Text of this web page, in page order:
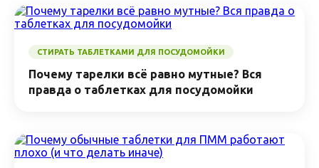
СТИРАТЬ ТАБЛЕТКАМИ ДЛЯ ПОСУДОМОЙКИ
Почему тарелки всё равно мутные? Вся
правда о таблетках для посудомойки